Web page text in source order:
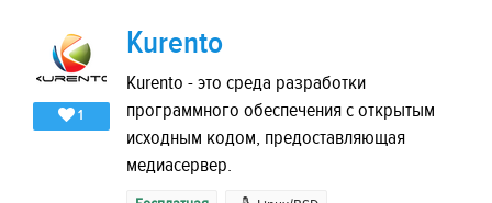
1
Kurento
Kurento - это среда разработки
программного обеспечения с открытым
исходным кодом, предоставляющая
медиасервер.